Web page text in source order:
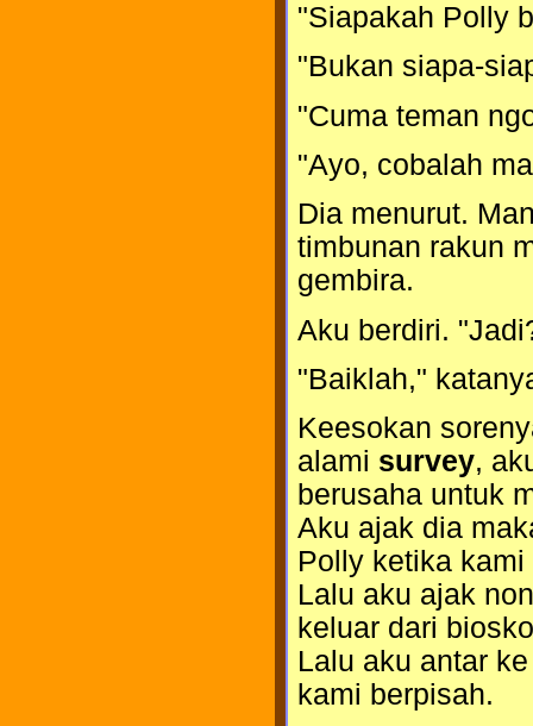
"Siapakah Polly
"Bukan siapa-
"Cuma teman
"Ayo, cobalah
Dia menurut.
timbunan rakun
gembira.
Aku berdiri.
"Baiklah,"
Keesokan
alami survey,
berusaha untuk
Aku ajak dia
Polly ketika
Lalu aku ajak
keluar dari
Lalu aku antar
kami berpisah.